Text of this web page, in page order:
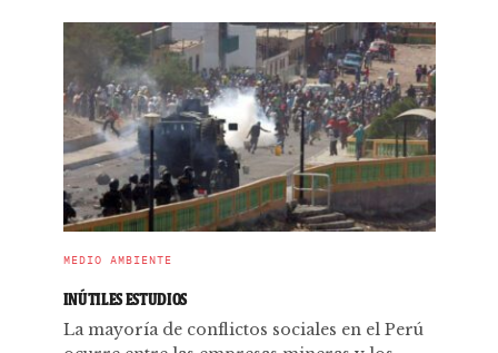
MEDIO AMBIENTE
INÚTILES ESTUDIOS
La mayoría de conflictos sociales en el Perú